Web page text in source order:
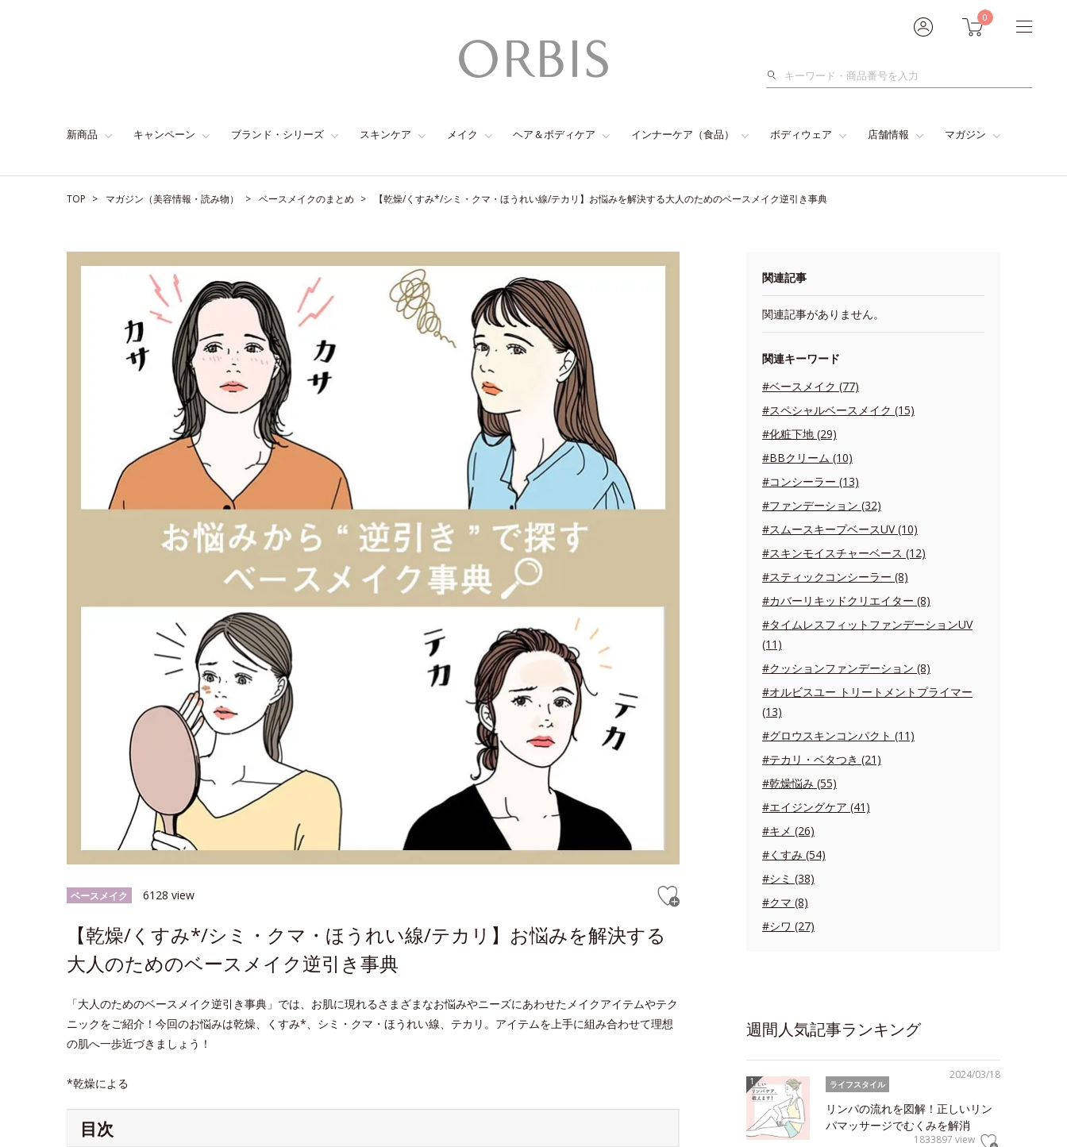
0
検
新商品 キャンペーン ブランド・シリーズ スキンケア メイク ヘア＆ボディケア インナーケア（食品） ボディウェア 店舗情報 マガジン
TOP マガジン（美容情報・読み物） ベースメイクのまとめ 【乾燥/くすみ*/シミ・クマ・ほうれい線/テカリ】お悩みを解決する大人のためのベースメイク逆引き事典
ベースメイク 6128 view
【乾燥/くすみ*/シミ・クマ・ほうれい線/テカリ】お悩みを解決する
大人のためのベースメイク逆引き事典
「大人のためのベースメイク逆引き事典」では、お肌に現れるさまざまなお悩みやニーズにあわせたメイクアイテムやテク
ニックをご紹介！今回のお悩みは乾燥、くすみ*、シミ・クマ・ほうれい線、テカリ。アイテムを上手に組み合わせて理想
の肌へ一歩近づきましょう！
*乾燥による
目次
関連記事
関連記事がありません。
関連キーワード
#ベースメイク (77)
#スペシャルベースメイク (15)
#化粧下地 (29)
#BBクリーム (10)
#コンシーラー (13)
#ファンデーション (32)
#スムースキープベースUV (10)
#スキンモイスチャーベース (12)
#スティックコンシーラー (8)
#カバーリキッドクリエイター (8)
#タイムレスフィットファンデーションUV
(11)
#クッションファンデーション (8)
#オルビスユー トリートメントプライマー
(13)
#グロウスキンコンパクト (11)
#テカリ・ベタつき (21)
#乾燥悩み (55)
#エイジングケア (41)
#キメ (26)
#くすみ (54)
#シミ (38)
#クマ (8)
#シワ (27)
週間人気記事ランキング
2024/03/18
ライフスタイル
リンパの流れを図解！正しいリン
パマッサージでむくみを解消
1833897 view